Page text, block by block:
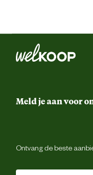
Meld je aan voor
Ontvang de beste